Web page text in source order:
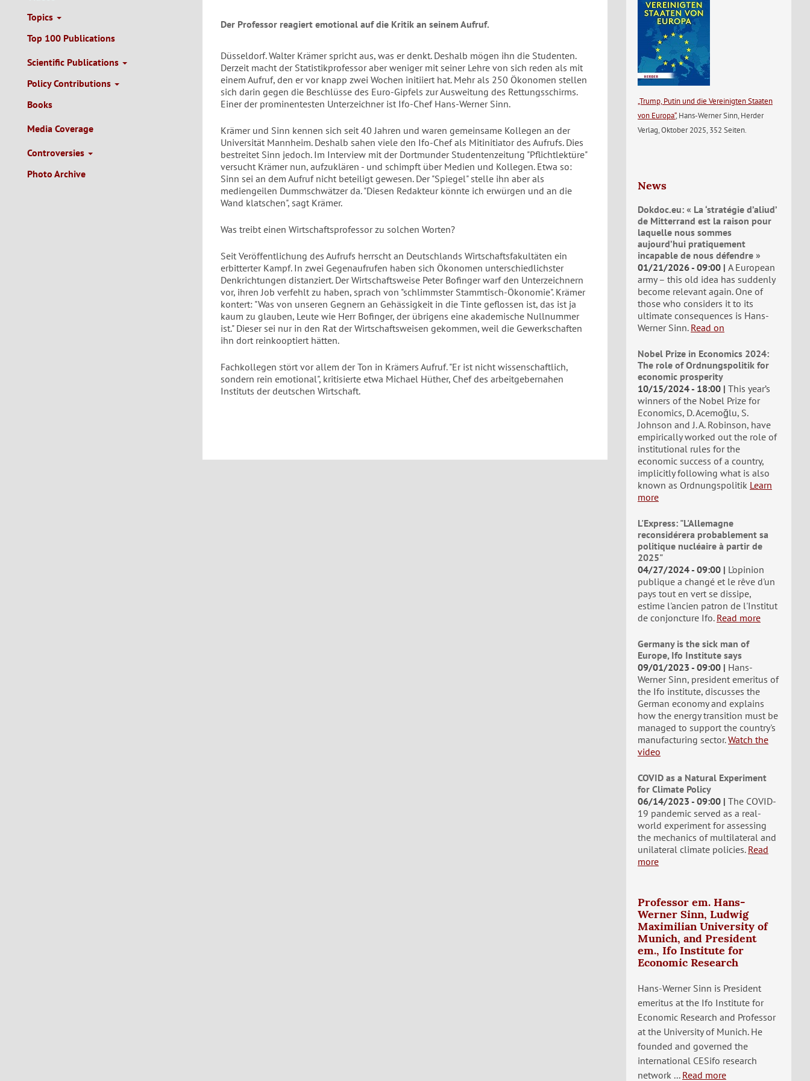
Topics
Top 100 Publications
Scientific Publications
Policy Contributions
Books
Media Coverage
Controversies
Photo Archive
Der Professor reagiert emotional auf die Kritik an seinem Aufruf.
Düsseldorf. Walter Krämer spricht aus, was er denkt. Deshalb mögen ihn die Studenten.
Derzeit macht der Statistikprofessor aber weniger mit seiner Lehre von sich reden als mit
einem Aufruf, den er vor knapp zwei Wochen initiiert hat. Mehr als 250 Ökonomen stellen
sich darin gegen die Beschlüsse des Euro-Gipfels zur Ausweitung des Rettungsschirms.
Einer der prominentesten Unterzeichner ist Ifo-Chef Hans-Werner Sinn.
Krämer und Sinn kennen sich seit 40 Jahren und waren gemeinsame Kollegen an der
Universität Mannheim. Deshalb sahen viele den Ifo-Chef als Mitinitiator des Aufrufs. Dies
bestreitet Sinn jedoch. Im Interview mit der Dortmunder Studentenzeitung "Pflichtlektüre"
versucht Krämer nun, aufzuklären - und schimpft über Medien und Kollegen. Etwa so:
Sinn sei an dem Aufruf nicht beteiligt gewesen. Der "Spiegel" stelle ihn aber als
mediengeilen Dummschwätzer da. "Diesen Redakteur könnte ich erwürgen und an die
Wand klatschen", sagt Krämer.
Was treibt einen Wirtschaftsprofessor zu solchen Worten?
Seit Veröffentlichung des Aufrufs herrscht an Deutschlands Wirtschaftsfakultäten ein
erbitterter Kampf. In zwei Gegenaufrufen haben sich Ökonomen unterschiedlichster
Denkrichtungen distanziert. Der Wirtschaftsweise Peter Bofinger warf den Unterzeichnern
vor, ihren Job verfehlt zu haben, sprach von "schlimmster Stammtisch-Ökonomie". Krämer
kontert: "Was von unseren Gegnern an Gehässigkeit in die Tinte geflossen ist, das ist ja
kaum zu glauben, Leute wie Herr Bofinger, der übrigens eine akademische Nullnummer
ist." Dieser sei nur in den Rat der Wirtschaftsweisen gekommen, weil die Gewerkschaften
ihn dort reinkooptiert hätten.
Fachkollegen stört vor allem der Ton in Krämers Aufruf. "Er ist nicht wissenschaftlich,
sondern rein emotional", kritisierte etwa Michael Hüther, Chef des arbeitgebernahen
Instituts der deutschen Wirtschaft.
„Trump, Putin und die Vereinigten Staaten
von Europa“, Hans-Werner Sinn, Herder
Verlag, Oktober 2025, 352 Seiten.
News
Dokdoc.eu: « La ‘stratégie d’aliud’
de Mitterrand est la raison pour
laquelle nous sommes
aujourd’hui pratiquement
incapable de nous défendre »
01/21/2026 - 09:00 A European
army – this old idea has suddenly
become relevant again. One of
those who considers it to its
ultimate consequences is Hans-
Werner Sinn. Read on
Nobel Prize in Economics 2024:
The role of Ordnungspolitik for
economic prosperity
10/15/2024 - 18:00 This year’s
winners of the Nobel Prize for
Economics, D. Acemoğlu, S.
Johnson and J. A. Robinson, have
empirically worked out the role of
institutional rules for the
economic success of a country,
implicitly following what is also
known as Ordnungspolitik Learn
more
L'Express: "L'Allemagne
reconsidérera probablement sa
politique nucléaire à partir de
2025"
04/27/2024 - 09:00
L'opinion
publique a changé et le rêve d'un
pays tout en vert se dissipe,
estime l'ancien patron de l'Institut
de conjoncture Ifo. Read more
Germany is the sick man of
Europe, Ifo Institute says
09/01/2023 - 09:00
Hans-
Werner Sinn, president emeritus of
the Ifo institute, discusses the
German economy and explains
how the energy transition must be
managed to support the country's
manufacturing sector. Watch the
video
COVID as a Natural Experiment
for Climate Policy
06/14/2023 - 09:00 The COVID-
19 pandemic served as a real-
world experiment for assessing
the mechanics of multilateral and
unilateral climate policies. Read
more
Professor em. Hans-
Werner Sinn, Ludwig
Maximilian University of
Munich, and President
em., Ifo Institute for
Economic Research
Hans-Werner Sinn is President
emeritus at the Ifo Institute for
Economic Research and Professor
at the University of Munich. He
founded and governed the
international CESifo research
network ... Read more